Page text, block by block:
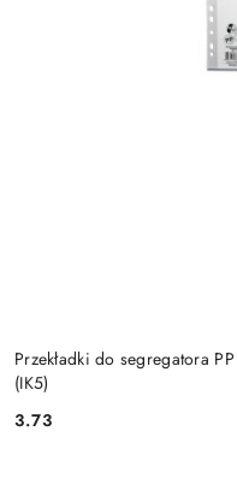
Przekładki do segregatora
(IK5)
Cena:
3.73